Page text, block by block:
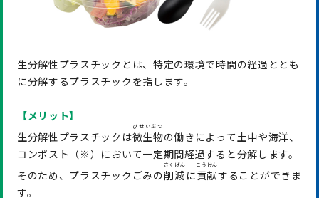
生分解性プラスチックとは、特定の環境で時間の経過ととも
に分解するプラスチックを指します。
【メリット】
生分解性プラスチックは微生物
びせいぶつ
の働きによって土中や海洋、
コンポスト（※）において一定期間経過すると分解します。
そのため、プラスチックごみの削減
さくげん
に貢献
こうけん
することができま
す。